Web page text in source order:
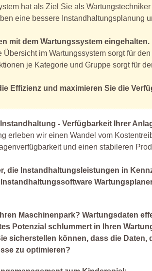
hat als Ziel Sie als
eine bessere Instandhaltungsplanung
mit dem Wartungssystem eingehalten.
Übersicht im Wartungssystem sorgt für
je Kategorie und Gruppe sorgt für
Effizienz und maximieren Sie die
- Verfügbarkeit Ihrer
erleben wir einen Wandel vom
und einen stabileren
die Instandhaltungsleistungen in
Maschinenpark? Wartungsdaten
Potenzial schlummert in Ihren
sicherstellen können, dass die
zu optimieren?